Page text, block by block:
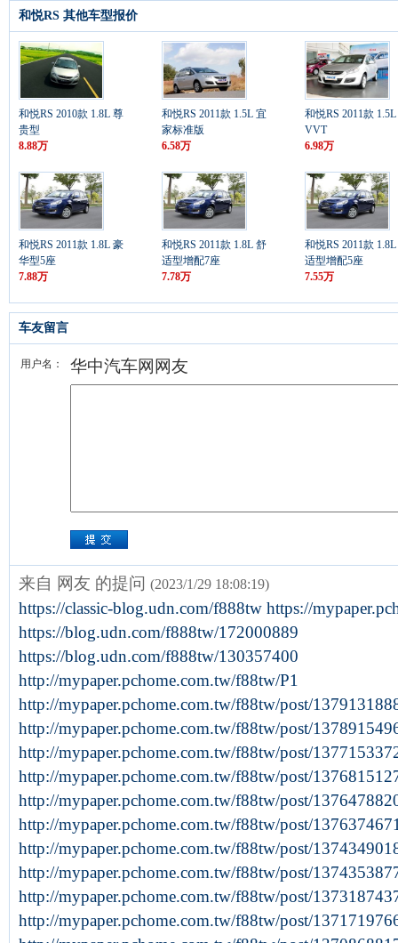
和悦RS 其他车型报价
和悦RS 2010款 1.8L 尊
贵型
8.88万
和悦RS 2011款 1.5L 宜
家标准版
6.58万
和悦RS 2011款 1.5L
VVT
6.98万
和悦RS 2011款 1.8L 豪
华型5座
7.88万
和悦RS 2011款 1.8L 舒
适型增配7座
7.78万
和悦RS 2011款
适型增配5座
7.55万
车友留言
用户名： 华中汽车网网友
来自 网友 的提问 (2023/1/29 18:08:19)
https://classic-blog.udn.com/f888tw https://
https://blog.udn.com/f888tw/172000889
https://blog.udn.com/f888tw/130357400
http://mypaper.pchome.com.tw/f88tw/P1
http://mypaper.pchome.com.tw/f88tw/post/
http://mypaper.pchome.com.tw/f88tw/post/
http://mypaper.pchome.com.tw/f88tw/post/
http://mypaper.pchome.com.tw/f88tw/post/
http://mypaper.pchome.com.tw/f88tw/post/
http://mypaper.pchome.com.tw/f88tw/post/
http://mypaper.pchome.com.tw/f88tw/post/
http://mypaper.pchome.com.tw/f88tw/post/
http://mypaper.pchome.com.tw/f88tw/post/
http://mypaper.pchome.com.tw/f88tw/post/